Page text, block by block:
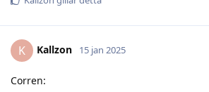
K Kallzon 15 jan 2025
Corren: